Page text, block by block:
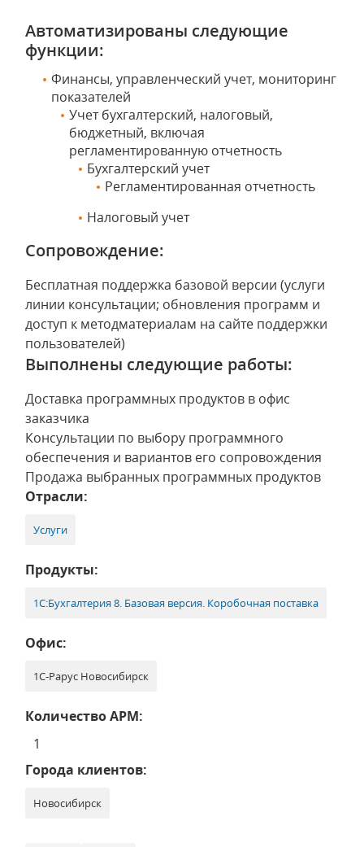
Автоматизированы следующие
функции:
Финансы, управленческий учет, мониторинг
показателей
Учет бухгалтерский, налоговый,
бюджетный, включая
регламентированную отчетность
Бухгалтерский учет
Регламентированная отчетность
Налоговый учет
Сопровождение:
Бесплатная поддержка базовой версии (услуги
линии консультации; обновления программ и
доступ к методматериалам на сайте поддержки
пользователей)
Выполнены следующие работы:
Доставка программных продуктов в офис
заказчика
Консультации по выбору программного
обеспечения и вариантов его сопровождения
Продажа выбранных программных продуктов
Отрасли:
Услуги
Продукты:
1С:Бухгалтерия 8. Базовая версия. Коробочная поставка
Офис:
1С-Рарус Новосибирск
Количество АРМ:
1
Города клиентов:
Новосибирск